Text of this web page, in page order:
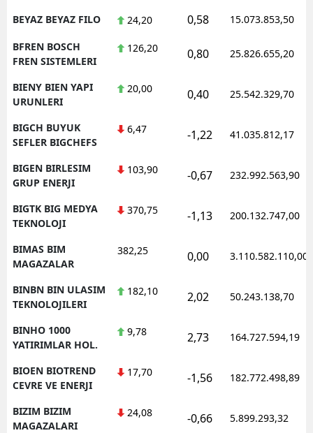
BEYAZ BEYAZ FILO 24,20 0,58 15.073.853,50
BFREN BOSCH
FREN SISTEMLERI
126,20 0,80 25.826.655,20
BIENY BIEN YAPI
URUNLERI
20,00 0,40 25.542.329,70
BIGCH BUYUK
SEFLER BIGCHEFS
6,47 -1,22 41.035.812,17
BIGEN BIRLESIM
GRUP ENERJI
103,90 -0,67 232.992.563,90
BIGTK BIG MEDYA
TEKNOLOJI
370,75 -1,13 200.132.747,00
BIMAS BIM
MAGAZALAR
382,25 0,00 3.110.582.110,00
BINBN BIN ULASIM
TEKNOLOJILERI
182,10 2,02 50.243.138,70
BINHO 1000
YATIRIMLAR HOL.
9,78 2,73 164.727.594,19
BIOEN BIOTREND
CEVRE VE ENERJI
17,70 -1,56 182.772.498,89
BIZIM BIZIM
MAGAZALARI
24,08 -0,66 5.899.293,32